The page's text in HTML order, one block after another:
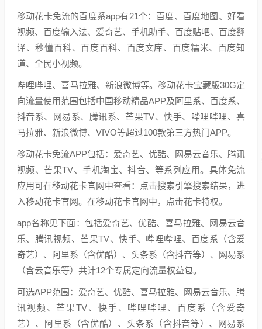
移动花卡免流的百度系app有21个：百度、百度地图、好看
视频、百度输入法、爱奇艺、手机助手、百度贴吧、百度翻
译、秒懂百科、百度百科、百度文库、百度糯米、百度知
道、全民小视频。
哔哩哔哩、喜马拉雅、新浪微博等。移动花卡宝藏版30G定
向流量使用范围包括中国移动精品APP及阿里系、百度系、
抖音系、网易系、腾讯系、芒果TV、快手、哔哩哔哩、喜
马拉雅、新浪微博、VIVO等超过100款第三方热门APP。
移动花卡免流APP包括：爱奇艺、优酷、网易云音乐、腾讯
视频、芒果TV、手机淘宝、抖音、等系列应用。具体免流
应用可在移动花卡官网中查看：点击搜索引擎搜索结果，进
入移动花卡官网。在移动花卡官网中，点击花卡特权。
app名称见下面：包括爱奇艺、优酷、喜马拉雅、网易云音
乐、腾讯视频、芒果TV、快手、哔哩哔哩、百度系（含爱
奇艺）、阿里系（含优酷）、头条系（含抖音等）、网易系
（含云音乐等）共计12个专属定向流量权益包。
可选APP范围：爱奇艺、优酷、喜马拉雅、网易云音乐、腾
讯视频、芒果TV、快手、哔哩哔哩、百度系（含爱奇
艺）、阿里系（含优酷）、头条系（含抖音等）、网易系